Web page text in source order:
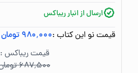
ارسال از انبار ریباکس
قیمت نو این کتاب :۹۸۰٬۰۰۰ تومان
قیمت ریباکس :
۶۸۷٬۵۰۰ تومان